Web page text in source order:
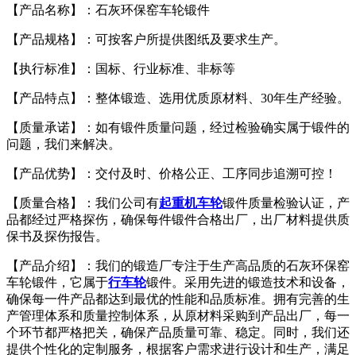
【产品名称】：石灰环保窑车轮锻件
【产品规格】：可按客户所提供图纸及要求生产。
【执行标准】：国标、行业标准、非标等
【产品特点】：整体锻造、选用优质原材料、30年生产经验。
【质量承诺】：如有锻件质量问题，经过检验确实属于锻件的
问题，我们来解决。
【产品优势】：交付及时、价格公正、工序同步追溯可控！
【质量合格】：我们公司有起重机车轮锻件质量检验认证，产
品都经过严格探伤，确保每件锻件合格出厂，出厂材料提供质
保书及探伤报告。
【产品介绍】：我们的锻造厂专注于生产高品质的石灰环保窑
车轮锻件，它属于行车轮锻件。采用先进的锻造技术和设备，
确保每一件产品都达到最优的性能和品质标准。拥有完善的生
产管理体系和质量控制体系，从原材料采购到产品出厂，每一
个环节都严格把关，确保产品质量可靠、稳定。同时，我们还
提供个性化的定制服务，根据客户需求进行设计和生产，满足